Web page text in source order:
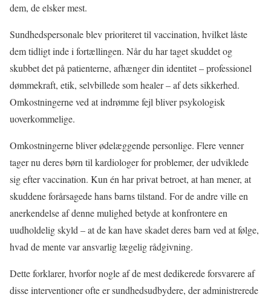
dem, de elsker mest.
Sundhedspersonale blev prioriteret til vaccination, hvilket låste
dem tidligt inde i fortællingen. Når du har taget skuddet og
skubbet det på patienterne, afhænger din identitet – professionel
dømmekraft, etik, selvbillede som healer – af dets sikkerhed.
Omkostningerne ved at indrømme fejl bliver psykologisk
uoverkommelige.
Omkostningerne bliver ødelæggende personlige. Flere venner
tager nu deres børn til kardiologer for problemer, der udviklede
sig efter vaccination. Kun én har privat betroet, at han mener, at
skuddene forårsagede hans barns tilstand. For de andre ville en
anerkendelse af denne mulighed betyde at konfrontere en
uudholdelig skyld – at de kan have skadet deres barn ved at følge,
hvad de mente var ansvarlig lægelig rådgivning.
Dette forklarer, hvorfor nogle af de mest dedikerede forsvarere af
disse interventioner ofte er sundhedsudbydere, der administrerede